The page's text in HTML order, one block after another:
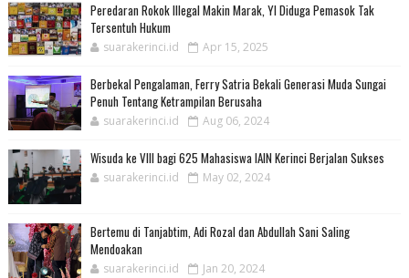
Peredaran Rokok Illegal Makin Marak, YI Diduga Pemasok Tak
Tersentuh Hukum
suarakerinci.id Apr 15, 2025
Berbekal Pengalaman, Ferry Satria Bekali Generasi Muda Sungai
Penuh Tentang Ketrampilan Berusaha
suarakerinci.id Aug 06, 2024
Wisuda ke VIII bagi 625 Mahasiswa IAIN Kerinci Berjalan Sukses
suarakerinci.id May 02, 2024
Bertemu di Tanjabtim, Adi Rozal dan Abdullah Sani Saling
Mendoakan
suarakerinci.id Jan 20, 2024